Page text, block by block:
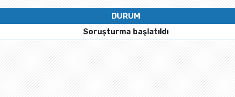
DURUM
Soruşturma başlatıldı